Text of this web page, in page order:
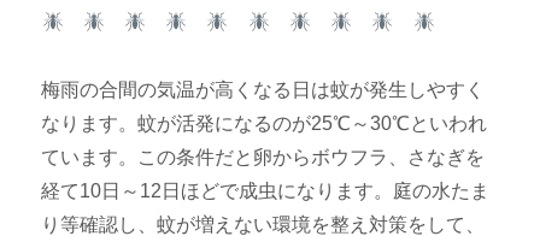
梅雨の合間の気温が高くなる日は蚊が発生しやすく
なります。蚊が活発になるのが25℃～30℃といわれ
ています。この条件だと卵からボウフラ、さなぎを
経て10日～12日ほどで成虫になります。庭の水たま
り等確認し、蚊が増えない環境を整え対策をして、